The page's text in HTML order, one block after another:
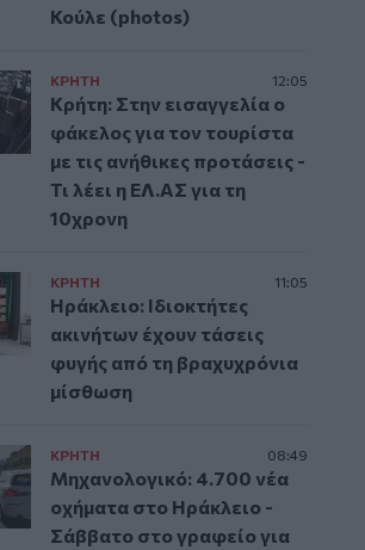
Κούλε (photos)
ΚΡΗΤΗ 12:05
Κρήτη: Στην εισαγγελία ο
φάκελος για τον τουρίστα
με τις ανήθικες προτάσεις -
Τι λέει η ΕΛ.ΑΣ για τη
10χρονη
ΚΡΗΤΗ 11:05
Ηράκλειο: Ιδιοκτήτες
ακινήτων έχουν τάσεις
φυγής από τη βραχυχρόνια
μίσθωση
ΚΡΗΤΗ 08:49
Μηχανολογικό: 4.700 νέα
οχήματα στο Ηράκλειο -
Σάββατο στο γραφείο για